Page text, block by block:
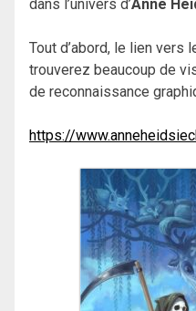
dans l’univers d’Anne
Tout d’abord, le lien vers
trouverez beaucoup de
de reconnaissance
https://